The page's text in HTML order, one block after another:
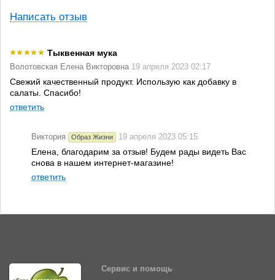
Написать отзыв
Тыквенная мука
Волотовская Елена Викторовна 19 апреля 2023 02:17
Свежий качественный продукт. Использую как добавку в
салаты. Спасибо!
ответить
Виктория Образ Жизни 19 апреля 2023 05:15
Елена, благодарим за отзыв! Будем рады видеть Вас
снова в нашем интернет-магазине!
ответить
Сервис и помощь